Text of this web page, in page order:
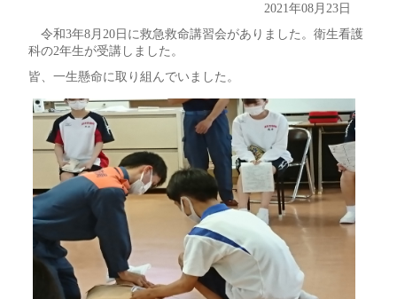
2021年08月23日
令和3年8月20日に救急救命講習会がありました。衛生看護
科の2年生が受講しました。
皆、一生懸命に取り組んでいました。